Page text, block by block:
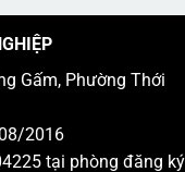
Gấm, Phường Thới
2016
tại phòng đăng ký